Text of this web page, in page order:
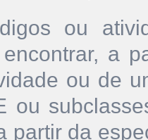
ou
a
ou de
ou
partir da